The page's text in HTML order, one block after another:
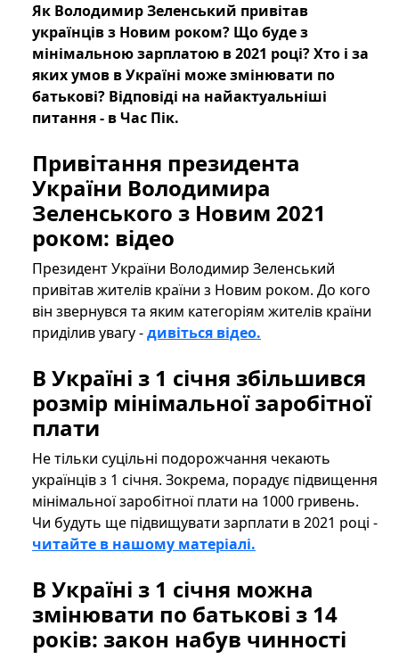
Як Володимир Зеленський привітав
українців з Новим роком? Що буде з
мінімальною зарплатою в 2021 році? Хто і за
яких умов в Україні може змінювати по
батькові? Відповіді на найактуальніші
питання - в Час Пік.
Привітання президента
України Володимира
Зеленського з Новим 2021
роком: відео
Президент України Володимир Зеленський
привітав жителів країни з Новим роком. До кого
він звернувся та яким категоріям жителів країни
приділив увагу -дивіться відео.
В Україні з 1 січня збільшився
розмір мінімальної заробітної
плати
Не тільки суцільні подорожчання чекають
українців з 1 січня. Зокрема, порадує підвищення
мінімальної заробітної плати на 1000 гривень.
Чи будуть ще підвищувати зарплати в 2021 році -
читайте в нашому матеріалі.
В Україні з 1 січня можна
змінювати по батькові з 14
років: закон набув чинності